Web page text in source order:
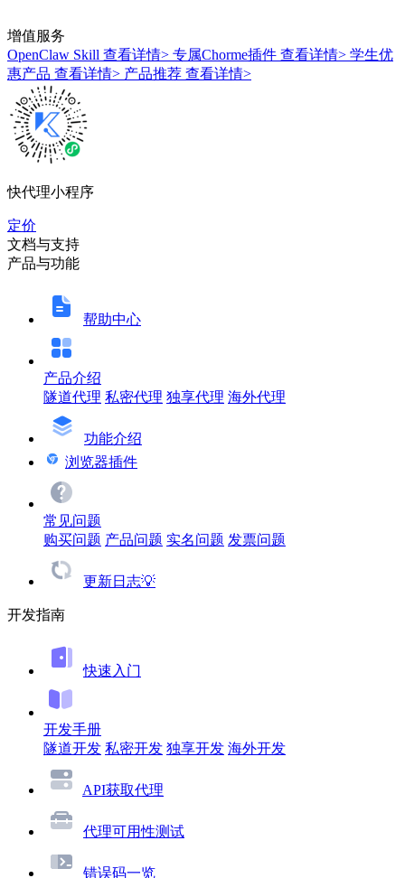
增值服务
OpenClaw Skill 查看详情> 专属Chorme插件 查看详情> 学生优
惠产品 查看详情> 产品推荐 查看详情>
快代理小程序
定价
文档与支持
产品与功能
帮助中心
产品介绍
隧道代理 私密代理 独享代理 海外代理
功能介绍
浏览器插件
常见问题
购买问题 产品问题 实名问题 发票问题
更新日志💡
开发指南
快速入门
开发手册
隧道开发 私密开发 独享开发 海外开发
API获取代理
代理可用性测试
错误码一览